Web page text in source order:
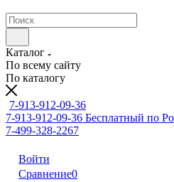
Каталог
По всему сайту
По каталогу
7-913-912-09-36
7-913-912-09-36 Бесплатный по
7-499-328-2267
Войти
Сравнение0